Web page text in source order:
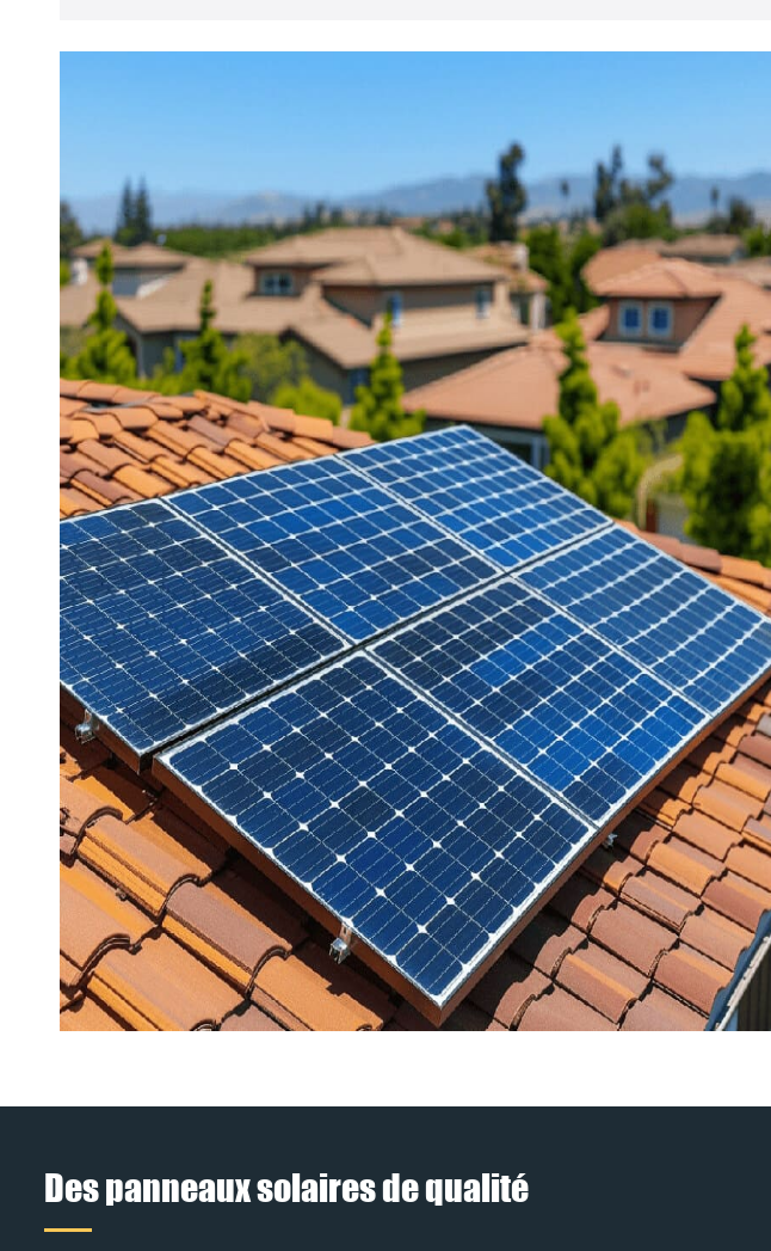
Des panneaux solaires de qualité